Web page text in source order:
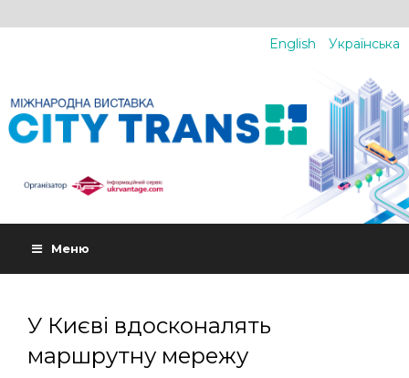
English Українська
Меню
У Києві вдосконалять
маршрутну мережу